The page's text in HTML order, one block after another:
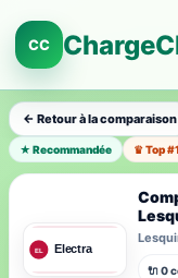
CC
← Retour à la comparaison
★ Recommandée ♛ Top #1
🔌 0